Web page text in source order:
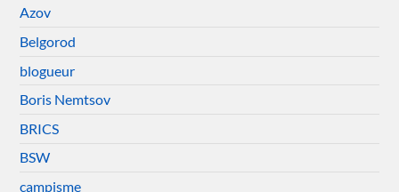
Azov
Belgorod
blogueur
Boris Nemtsov
BRICS
BSW
campisme